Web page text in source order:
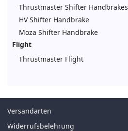
Thrustmaster Shifter Handbrakes
HV Shifter Handbrake
Moza Shifter Handbrake
Flight
Thrustmaster Flight
Versandarten
Widerrufsbelehrung